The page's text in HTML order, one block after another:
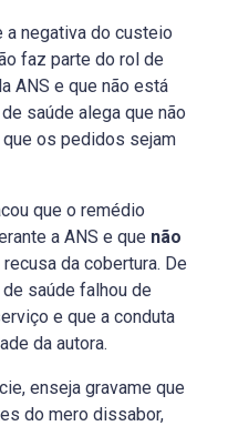
a negativa do custeio
faz parte do rol de
ANS e que não está
saúde alega que não
os pedidos sejam
que o remédio
a ANS e que não
da cobertura. De
saúde falhou de
e que a conduta
da autora.
enseja gravame que
do mero dissabor,